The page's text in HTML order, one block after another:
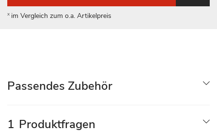
x im Vergleich zum o.a. Artikelpreis
Passendes Zubehör
1 Produktfragen